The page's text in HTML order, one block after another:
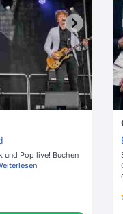
und Pop live! Buchen